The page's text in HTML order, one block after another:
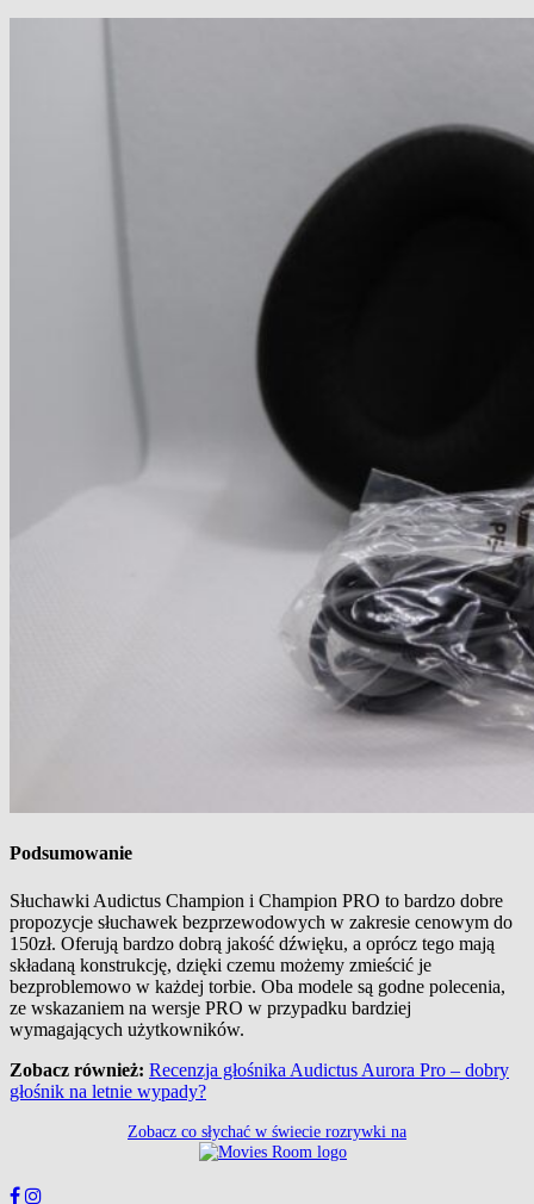
Podsumowanie
Słuchawki Audictus Champion i Champion PRO to bardzo dobre
propozycje słuchawek bezprzewodowych w zakresie cenowym do
150zł. Oferują bardzo dobrą jakość dźwięku, a oprócz tego mają
składaną konstrukcję, dzięki czemu możemy zmieścić je
bezproblemowo w każdej torbie. Oba modele są godne polecenia,
ze wskazaniem na wersje PRO w przypadku bardziej
wymagających użytkowników.
Zobacz również: Recenzja głośnika Audictus Aurora Pro – dobry
głośnik na letnie wypady?
Zobacz co słychać w świecie rozrywki na